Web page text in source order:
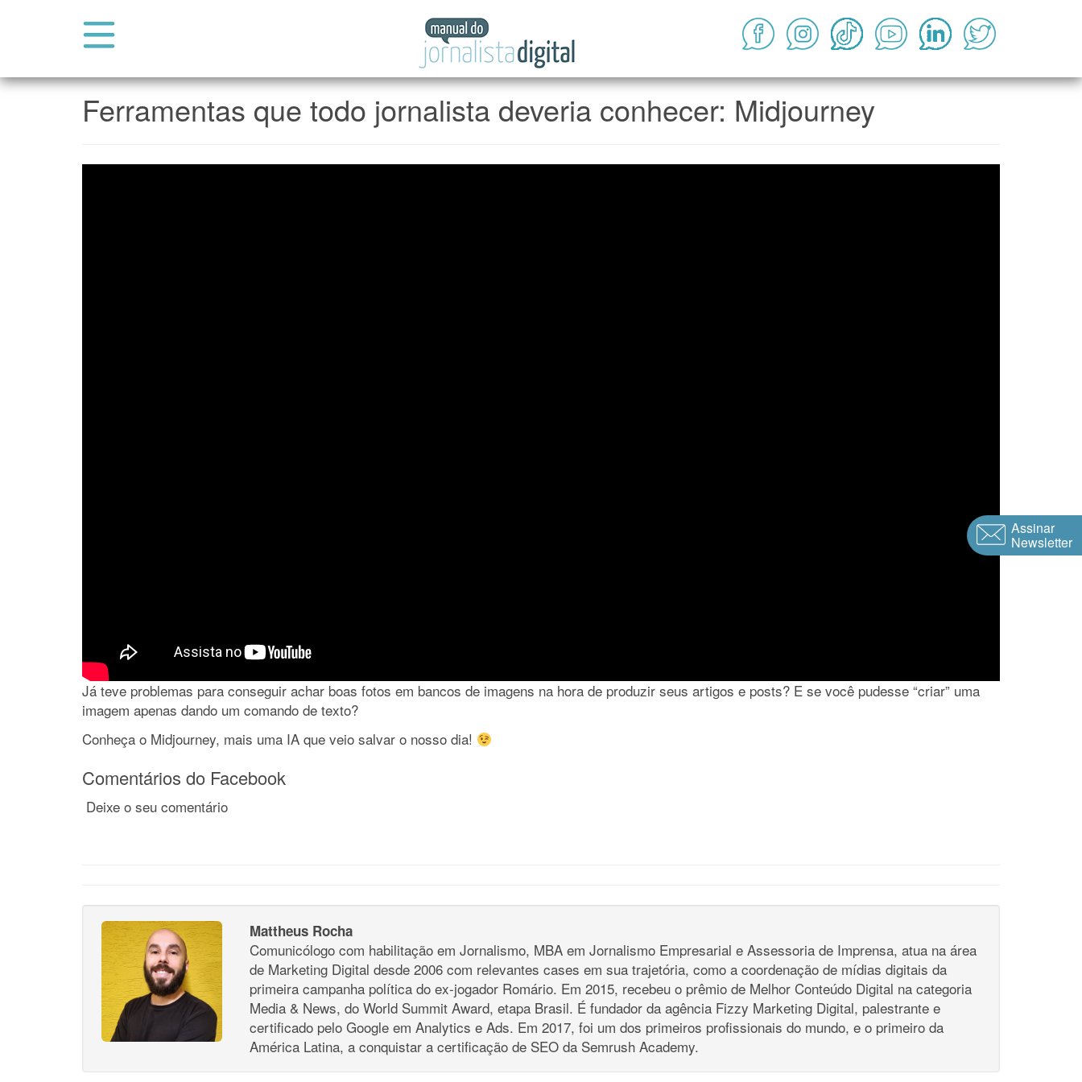
Pular para o conteúdo
Abrir Menu do Site
do
Jornalista
Digital
Assinar
Newsletter
Ferramentas que todo jornalista deveria conhecer: Midjourney
Já teve problemas para conseguir achar boas fotos em bancos de imagens na hora de produzir seus artigos e posts? E se você pudesse “criar” uma
imagem apenas dando um comando de texto?
Conheça o Midjourney, mais uma IA que veio salvar o nosso dia!
Comentários do Facebook
Deixe o seu comentário
Mattheus Rocha
Comunicólogo com habilitação em Jornalismo, MBA em Jornalismo Empresarial e Assessoria de Imprensa, atua na área
de Marketing Digital desde 2006 com relevantes cases em sua trajetória, como a coordenação de mídias digitais da
primeira campanha política do ex-jogador Romário. Em 2015, recebeu o prêmio de Melhor Conteúdo Digital na categoria
Media & News, do World Summit Award, etapa Brasil. É fundador da agência Fizzy Marketing Digital, palestrante e
certificado pelo Google em Analytics e Ads. Em 2017, foi um dos primeiros profissionais do mundo, e o primeiro da
América Latina, a conquistar a certificação de SEO da Semrush Academy.